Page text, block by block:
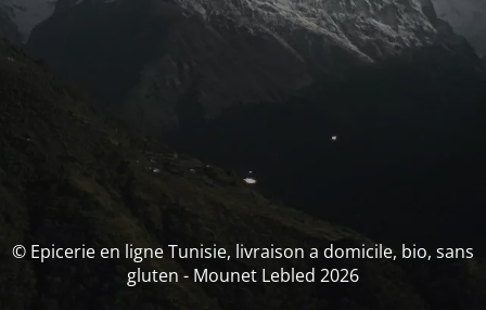
© Epicerie en ligne Tunisie, livraison a domicile, bio, sans
gluten - Mounet Lebled 2026